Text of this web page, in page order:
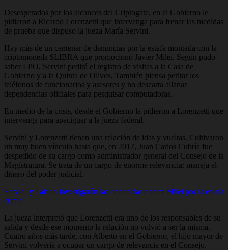
Desesperados por los alcances del Criptogate, en el Gobierno le
pidieron a Ricardo Lorenzetti que intervenga para frenar las medidas
de prueba que dispuso la jueza María Servini.
Hay más de un centenar de denuncias por la estafa montada con la
criptomoneda $LIBRA que promocionó Javier Milei. Según pudo
saber LPO, Servini pedirá el registro de visitas a la Casa de
Gobierno y a la Quinta de Olivos. También piensa peritar los
teléfonos de funcionarios y asesores y no descarta allanar
dependencias oficiales para pesquisar computadoras.
En medio de la crisis, desde el Gobierno la pidieron a Lorenzetti que
intervenga para apaciguar a la jueza federal.
Servini y Lorenzetti tienen una relación de idas y vueltas. Cultivaron
un muy buen vínculo hasta que, en 2017, Juan Carlos Cubría fue
despedido de su cargo como administrador general del Consejo de la
Magistratura. Se trata de un cargo de enorme relevancia: maneja el
dinero del poder judicial.
Servini y Taiano investigarán las denuncias contra Milei por la estafa
cripto
La jueza interpretó que Lorenzetti era uno de los responsables de su
salida y desde ese momento la relación no volvió a ser la misma.
Cuatro años más tarde, con Alberto en el Gobierno, el hijo mayor de
Servini volvería a ocupar un cargo de relevancia en el Consejo.